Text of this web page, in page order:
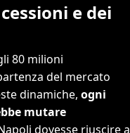
e dei
80 milioni
del mercato
dinamiche, ogni
mutare
dovesse riuscire a